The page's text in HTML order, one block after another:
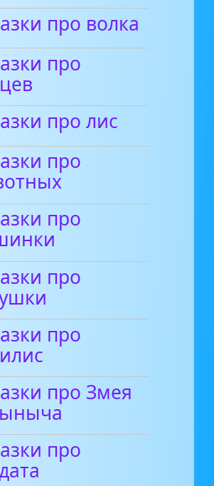
про волка
про
про лис
про
про
про
про
про Змея
про